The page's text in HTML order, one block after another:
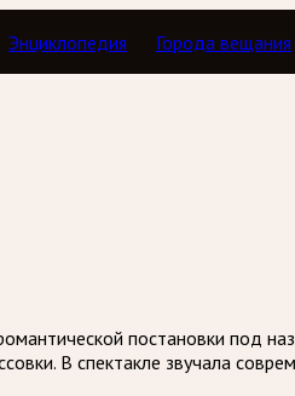
Энциклопедия Города вещания
постановки под
В спектакле звучала